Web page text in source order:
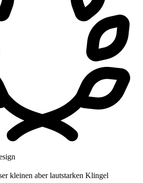
kleinen aber lautstarken Klingel